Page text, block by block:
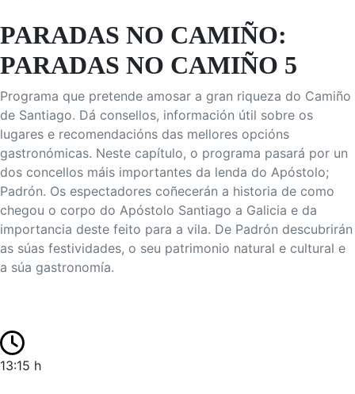
PARADAS NO CAMIÑO:
PARADAS NO CAMIÑO 5
Programa que pretende amosar a gran riqueza do Camiño
de Santiago. Dá consellos, información útil sobre os
lugares e recomendacións das mellores opcións
gastronómicas. Neste capítulo, o programa pasará por un
dos concellos máis importantes da lenda do Apóstolo;
Padrón. Os espectadores coñecerán a historia de como
chegou o corpo do Apóstolo Santiago a Galicia e da
importancia deste feito para a vila. De Padrón descubrirán
as súas festividades, o seu patrimonio natural e cultural e
a súa gastronomía.
13:15 h